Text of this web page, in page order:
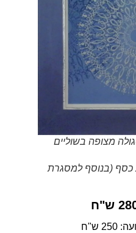
מצופה בשוליים
(בנוסף למסגרת
ש"ח